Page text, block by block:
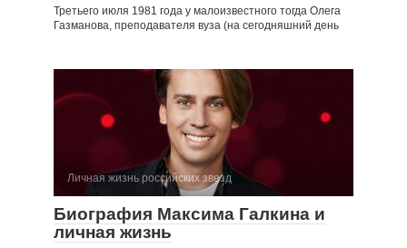
Третьего июля 1981 года у малоизвестного тогда Олега
Газманова, преподавателя вуза (на сегодняшний день
Личная жизнь российских звезд
Биография Максима Галкина и
личная жизнь